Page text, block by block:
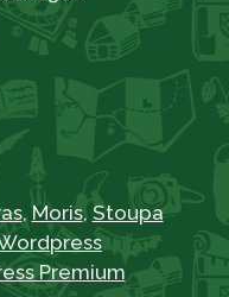
,Moris, Stoupa
Premium